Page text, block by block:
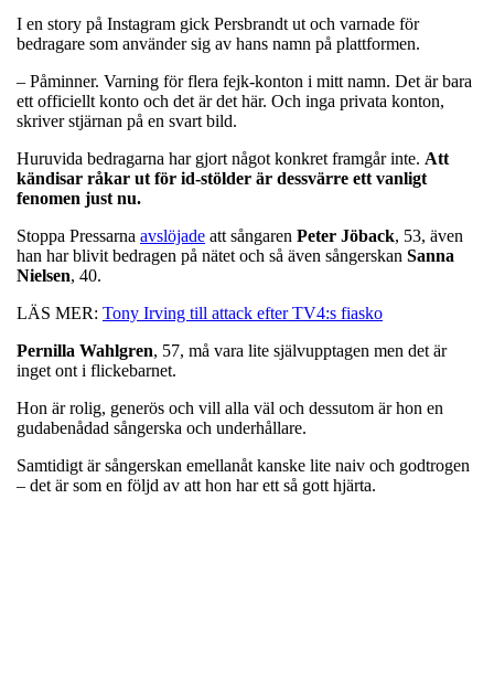
I en story på Instagram gick Persbrandt ut och varnade för
bedragare som använder sig av hans namn på plattformen.
– Påminner. Varning för flera fejk-konton i mitt namn. Det är bara
ett officiellt konto och det är det här. Och inga privata konton,
skriver stjärnan på en svart bild.
Huruvida bedragarna har gjort något konkret framgår inte. Att
kändisar råkar ut för id-stölder är dessvärre ett vanligt
fenomen just nu.
Stoppa Pressarna avslöjade att sångaren Peter Jöback, 53, även
han har blivit bedragen på nätet och så även sångerskan Sanna
Nielsen, 40.
LÄS MER: Tony Irving till attack efter TV4:s fiasko
Pernilla Wahlgren, 57, må vara lite självupptagen men det är
inget ont i flickebarnet.
Hon är rolig, generös och vill alla väl och dessutom är hon en
gudabenådad sångerska och underhållare.
Samtidigt är sångerskan emellanåt kanske lite naiv och godtrogen
– det är som en följd av att hon har ett så gott hjärta.